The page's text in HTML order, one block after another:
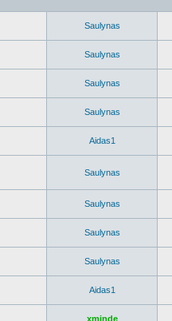
Saulynas
Saulynas
Saulynas
Saulynas
Aidas1
Saulynas
Saulynas
Saulynas
Saulynas
Aidas1
xminde